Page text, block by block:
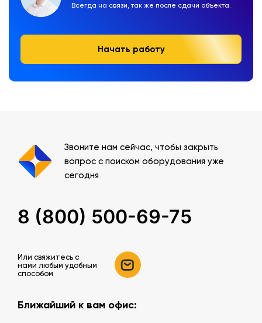
Всегда на связи, так же после сдачи объекта.
Начать работу
Звоните нам сейчас, чтобы закрыть
вопрос с поиском оборудования уже
сегодня
8 (800) 500-69-75
Или свяжитесь c
нами любым удобным
способом
Ближайший к вам офис: